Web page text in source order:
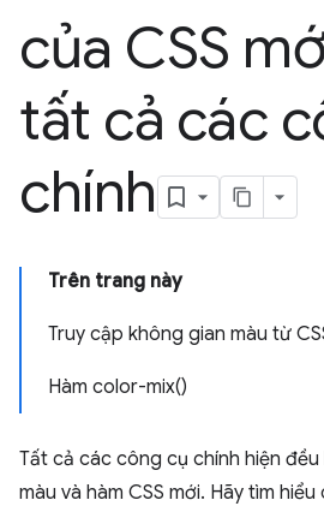
của CSS
tất cả các
chính
Trên trang này
Truy cập không gian màu từ
Hàm color-mix()
Tất cả các công cụ chính hiện
màu và hàm CSS mới. Hãy tìm